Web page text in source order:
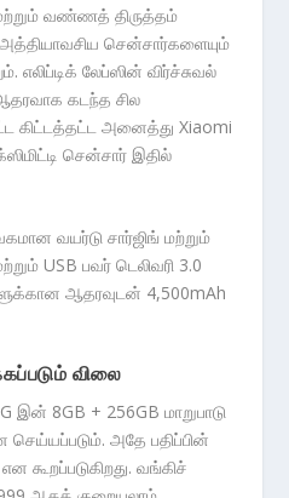
வண்ணத் திருத்தம்
சென்சார்களையும்
லேப்ஸின் விர்ச்சுவல்
ஆதரவாக கடந்த சில
கிட்டத்தட்ட அனைத்து Xiaomi
சென்சார் இதில்
வயர்டு சார்ஜிங் மற்றும்
USB பவர் டெலிவரி 3.0
ஆதரவுடன் 4,500mAh
விலை
இன் 8GB + 256GB மாறுபாடு
அதே பதிப்பின்
கூறப்படுகிறது. வங்கிச்